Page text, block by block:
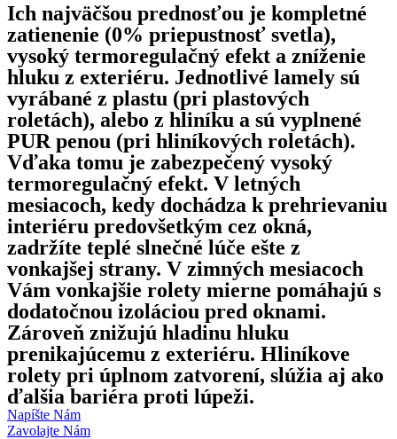
Ich najväčšou prednosťou je kompletné
zatienenie (0% priepustnosť svetla),
vysoký termoregulačný efekt a zníženie
hluku z exteriéru. Jednotlivé lamely sú
vyrábané z plastu (pri plastových
roletách), alebo z hliníku a sú vyplnené
PUR penou (pri hliníkových roletách).
Vďaka tomu je zabezpečený vysoký
termoregulačný efekt. V letných
mesiacoch, kedy dochádza k prehrievaniu
interiéru predovšetkým cez okná,
zadržíte teplé slnečné lúče ešte z
vonkajšej strany. V zimných mesiacoch
Vám vonkajšie rolety mierne pomáhajú s
dodatočnou izoláciou pred oknami.
Zároveň znižujú hladinu hluku
prenikajúcemu z exteriéru. Hliníkove
rolety pri úplnom zatvorení, slúžia aj ako
ďalšia bariéra proti lúpeži.
Napíšte Nám
Zavolajte Nám